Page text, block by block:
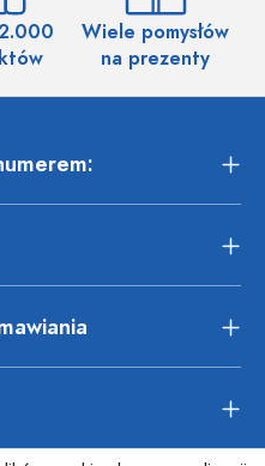
Wiele pomysłów
na prezenty